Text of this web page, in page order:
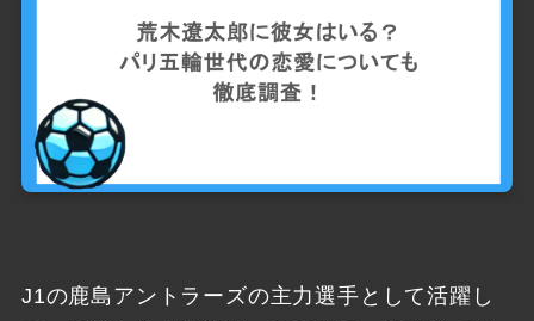
J1の鹿島アントラーズの主力選手として活躍し